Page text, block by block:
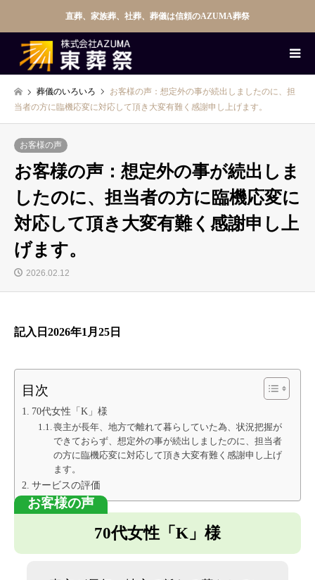
直葬、家族葬、社葬、葬儀は信頼のAZUMA葬祭
葬儀のいろいろ
お客様の声：想定外の事が続出しましたのに、担
当者の方に臨機応変に対応して頂き大変有難く感謝申し上げます。
お客様の声
お客様の声：想定外の事が続出しま
したのに、担当者の方に臨機応変に
対応して頂き大変有難く感謝申し上
げます。
2026.02.12
記入日2026年1月25日
目次
70代女性「K」様
喪主が長年、地方で離れて暮らしていた為、状況把握が
できておらず、想定外の事が続出しましたのに、担当者
の方に臨機応変に対応して頂き大変有難く感謝申し上げ
ます。
サービスの評価
70代女性「K」様